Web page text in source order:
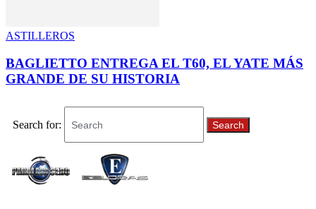
ASTILLEROS
BAGLIETTO ENTREGA EL T60, EL YATE MÁS
GRANDE DE SU HISTORIA
Search for: Search